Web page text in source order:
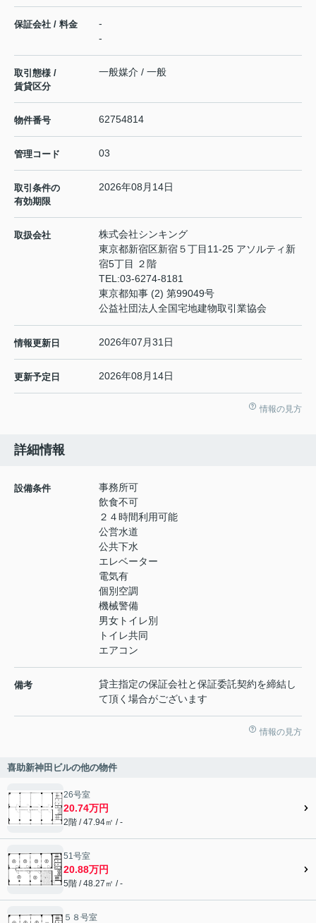
保証会社 / 料金
-
-
取引態様 /
賃貸区分
一般媒介 / 一般
物件番号 62754814
管理コード 03
取引条件の
有効期限
2026年08月14日
取扱会社
株式会社シンキング
東京都新宿区新宿５丁目11-25 アソルティ新
宿5丁目 ２階
TEL:03-6274-8181
東京都知事 (2) 第99049号
公益社団法人全国宅地建物取引業協会
情報更新日 2026年07月31日
更新予定日 2026年08月14日
情報の見方
詳細情報
設備条件
事務所可
飲食不可
２４時間利用可能
公営水道
公共下水
エレベーター
電気有
個別空調
機械警備
男女トイレ別
トイレ共同
エアコン
備考
貸主指定の保証会社と保証委託契約を締結し
て頂く場合がございます
情報の見方
喜助新神田ビルの他の物件
26号室
20.74万円
2階 / 47.94㎡ / -
51号室
20.88万円
5階 / 48.27㎡ / -
５８号室